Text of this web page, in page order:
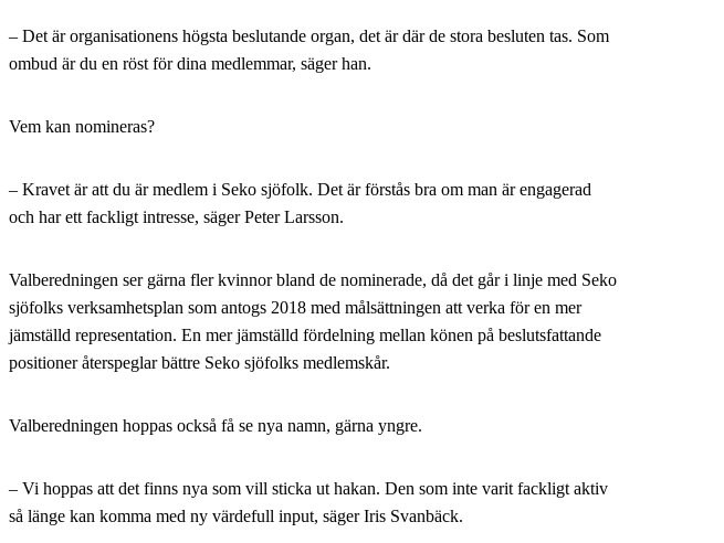
– Det är organisationens högsta beslutande organ, det är där de stora besluten tas. Som
ombud är du en röst för dina medlemmar, säger han.
Vem kan nomineras?
– Kravet är att du är medlem i Seko sjöfolk. Det är förstås bra om man är engagerad
och har ett fackligt intresse, säger Peter Larsson.
Valberedningen ser gärna fler kvinnor bland de nominerade, då det går i linje med Seko
sjöfolks verksamhetsplan som antogs 2018 med målsättningen att verka för en mer
jämställd representation. En mer jämställd fördelning mellan könen på beslutsfattande
positioner återspeglar bättre Seko sjöfolks medlemskår.
Valberedningen hoppas också få se nya namn, gärna yngre.
– Vi hoppas att det finns nya som vill sticka ut hakan. Den som inte varit fackligt aktiv
så länge kan komma med ny värdefull input, säger Iris Svanbäck.